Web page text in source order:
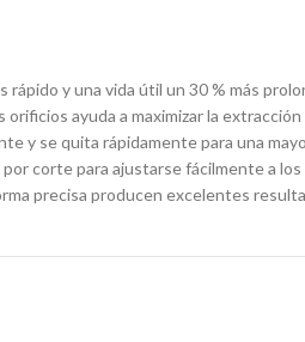
y una vida útil un 30 % más
ayuda a maximizar la extracción
y se quita rápidamente para una
corte para ajustarse fácilmente a
precisa producen excelentes